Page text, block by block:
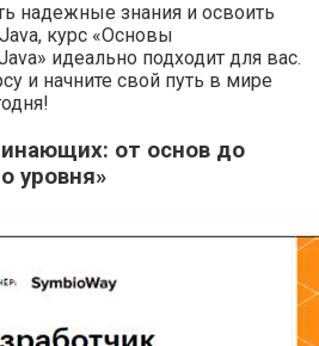
надежные знания и освоить
курс «Основы
идеально подходит для вас.
и начните свой путь в мире
от основ до
уровня»